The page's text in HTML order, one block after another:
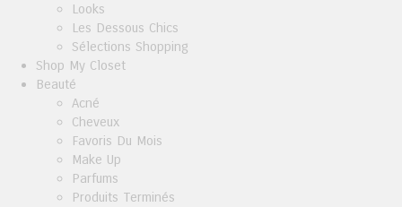
Looks
Les Dessous Chics
Sélections Shopping
Shop My Closet
Beauté
Acné
Cheveux
Favoris Du Mois
Make Up
Parfums
Produits Terminés